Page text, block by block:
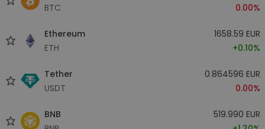
BTC
0.00%
Ethereum
ETH
1658.59 EUR
+0.10%
Tether
USDT
0.864596 EUR
0.00%
BNB
519.990 EUR